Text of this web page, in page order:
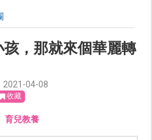
孩，那就來個華麗轉
2021-04-08
收藏
育兒教養